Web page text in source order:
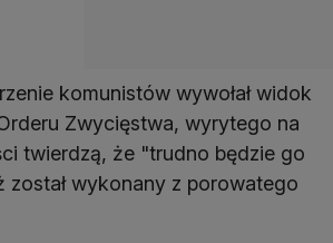
komunistów wywołał widok
Zwycięstwa, wyrytego na
twierdzą, że "trudno będzie go
wykonany z porowatego